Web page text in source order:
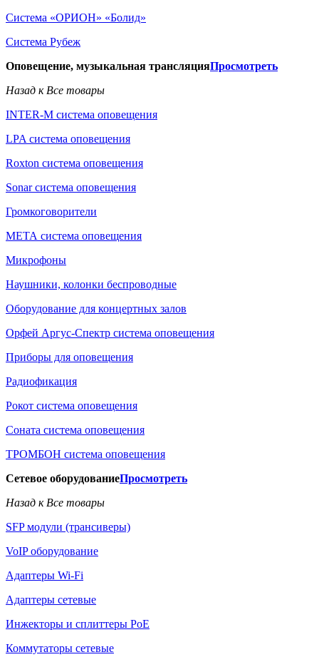
Система «ОРИОН» «Болид»
Система Рубеж
Оповещение, музыкальная трансляцияПросмотреть
Назад к Все товары
INTER-M система оповещения
LPA система оповещения
Roxton система оповещения
Sonar система оповещения
Громкоговорители
МЕТА система оповещения
Микрофоны
Наушники, колонки беспроводные
Оборудование для концертных залов
Орфей Аргус-Спектр система оповещения
Приборы для оповещения
Радиофикация
Рокот система оповещения
Соната система оповещения
ТРОМБОН система оповещения
Сетевое оборудованиеПросмотреть
Назад к Все товары
SFP модули (трансиверы)
VoIP оборудование
Адаптеры Wi-Fi
Адаптеры сетевые
Инжекторы и сплиттеры РоЕ
Коммутаторы сетевые